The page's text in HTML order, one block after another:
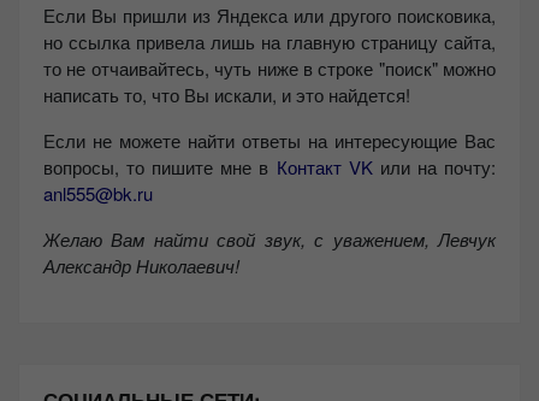
Если Вы пришли из Яндекса или другого поисковика,
но ссылка привела лишь на главную страницу сайта,
то не отчаивайтесь, чуть ниже в строке "поиск" можно
написать то, что Вы искали, и это найдется!
Если не можете найти ответы на интересующие Вас
вопросы, то пишите мне в Контакт VKили на почту:
anl555@bk.ru
Желаю Вам найти свой звук, с уважением, Левчук
Александр Николаевич!